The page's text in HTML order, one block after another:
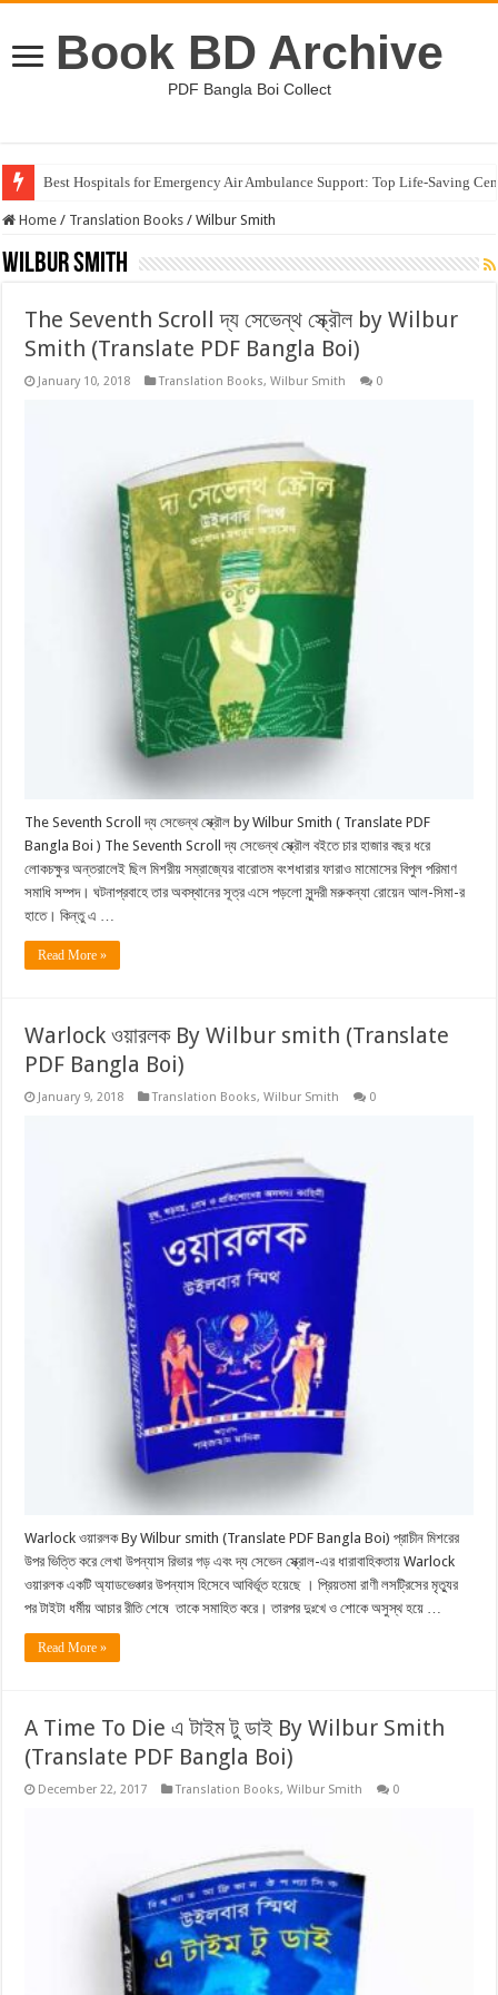
Book BD Archive
PDF Bangla Boi Collect
Best Hospitals for Emergency Air Ambulance Support: Top Life-Saving
Home / Translation Books / Wilbur Smith
Wilbur Smith
The Seventh Scroll দ্য সেভেন্থ স্ক্রৌল by Wilbur
Smith (Translate PDF Bangla Boi)
January 10, 2018 Translation Books,Wilbur Smith 0
The Seventh Scroll দ্য সেভেন্থ স্ক্রৌল by Wilbur Smith ( Translate PDF
Bangla Boi ) The Seventh Scroll দ্য সেভেন্থ স্ক্রৌল বইতে চার হাজার বছর ধরে
লোকচক্ষুর অন্তরালেই ছিল মিশরীয় সম্রাজ্যের বারোতম বংশধারার ফারাও মামোসের বিপুল পরিমাণ
সমাধি সম্পদ। ঘটনাপ্রবাহে তার অবস্থানের সূত্র এসে পড়লো সুন্দরী মরুকন্যা রোয়েন আল-সিমা-র
হাতে। কিন্তু এ …
Read More »
Warlock ওয়ারলক By Wilbur smith (Translate
PDF Bangla Boi)
January 9, 2018 Translation Books,Wilbur Smith 0
Warlock ওয়ারলক By Wilbur smith (Translate PDF Bangla Boi) প্রাচীন মিশরের
উপর ভিত্তি করে লেখা উপন্যাস রিভার গড় এবং দ্য সেভেন স্ক্রোল-এর ধারাবাহিকতায় Warlock
ওয়ারলক একটি অ্যাডভেঞ্চার উপন্যাস হিসেবে আবির্ভূত হয়েছে । প্রিয়তমা রাণী লসট্রিসের মৃত্যুর
পর টাইটা ধর্মীয় আচার রীতি শেষে তাকে সমাহিত করে। তারপর দুঃখে ও শােকে অসুস্থ হয়ে …
Read More »
A Time To Die এ টাইম টু ডাই By Wilbur Smith
(Translate PDF Bangla Boi)
December 22, 2017 Translation Books,Wilbur Smith 0